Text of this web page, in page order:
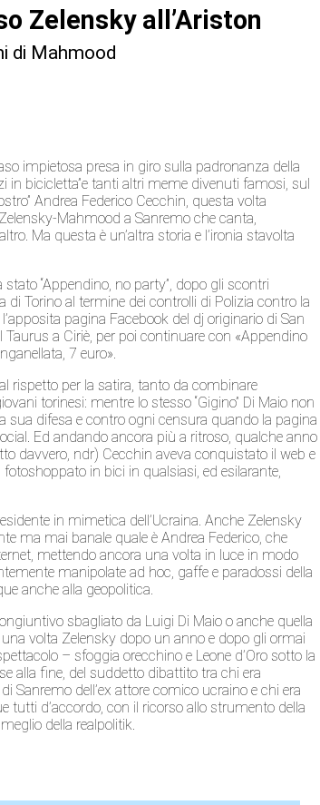
Zelensky all’Ariston
di Mahmood
impietosa presa in giro sulla padronanza della
bicicletta”e tanti altri meme divenuti famosi, sul
Andrea Federico Cecchin, questa volta
Mahmood a Sanremo che canta,
Ma questa è un’altra storia e l’ironia stavolta
“Appendino, no party”, dopo gli scontri
Torino al termine dei controlli di Polizia contro la
pagina Facebook del dj originario di San
a Ciriè, per poi continuare con «Appendino
7 euro».
rispetto per la satira, tanto da combinare
torinesi: mentre lo stesso “Gigino” Di Maio non
difesa e contro ogni censura quando la pagina
Ed andando ancora più a ritroso, qualche anno
davvero, ndr) Cecchin aveva conquistato il web e
fotoshoppato in bici in qualsiasi, ed esilarante,
in mimetica dell’Ucraina. Anche Zelensky
ma mai banale quale è Andrea Federico, che
mettendo ancora una volta in luce in modo
manipolate ad hoc, gaffe e paradossi della
anche alla geopolitica.
sbagliato da Luigi Di Maio o anche quella
volta Zelensky dopo un anno e dopo gli ormai
– sfoggia orecchino e Leone d’Oro sotto la
alla fine, del suddetto dibattito tra chi era
Sanremo dell’ex attore comico ucraino e chi era
d’accordo, con il ricorso allo strumento della
della realpolitik.